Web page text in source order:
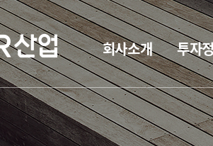
회사소개 투자